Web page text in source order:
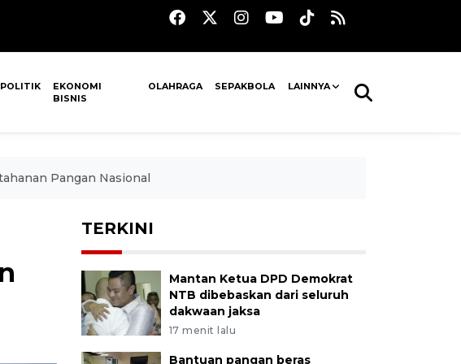
POLITIK
EKONOMI
BISNIS
OLAHRAGA SEPAKBOLA LAINNYA
Pangan Nasional
TERKINI
Mantan Ketua DPD Demokrat
NTB dibebaskan dari seluruh
dakwaan jaksa
17 menit lalu
Bantuan pangan beras